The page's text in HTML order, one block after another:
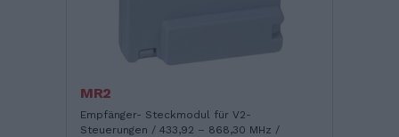
MR2
Empfänger- Steckmodul für V2-
Steuerungen / 433,92 – 868,30 MHz /